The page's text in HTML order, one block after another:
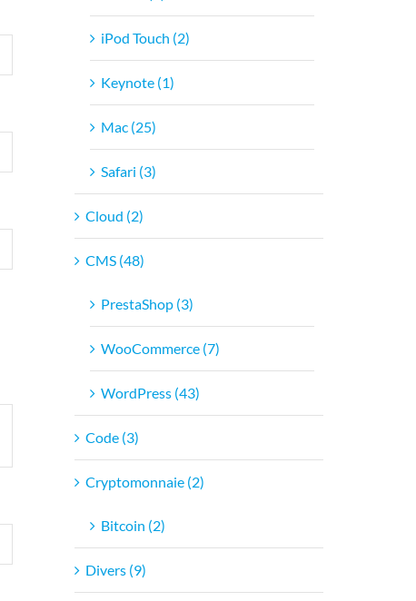
iPod Touch (2)
Keynote (1)
Mac (25)
Safari (3)
Cloud (2)
CMS (48)
PrestaShop (3)
WooCommerce (7)
WordPress (43)
Code (3)
Cryptomonnaie (2)
Bitcoin (2)
Divers (9)